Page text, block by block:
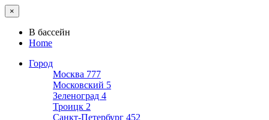
×
В бассейн
Home
Город
Москва 777
Московский 5
Зеленоград 4
Троицк 2
Санкт-Петербург 452